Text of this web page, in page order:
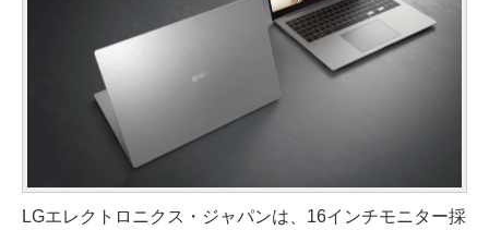
LGエレクトロニクス・ジャパンは、16インチモニター採